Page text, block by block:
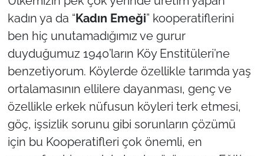
kadın ya da “Kadın Emeği” kooperatiflerini
ben hiç unutamadığımız ve gurur
duyduğumuz 1940’ların Köy Enstitüleri’ne
benzetiyorum. Köylerde özellikle tarımda yaş
ortalamasının ellilere dayanması, genç ve
özellikle erkek nüfusun köyleri terk etmesi,
göç, işsizlik sorunu gibi sorunların çözümü
için bu Kooperatifleri çok önemli, en
English News
Canlı Maç
Finans
Genel-A
Gündem-Eğitim